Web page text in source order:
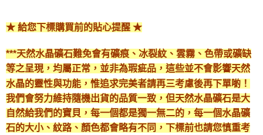
★ 給您下標購買前的貼心提醒 ★
***天然水晶礦石難免會有礦痕、冰裂紋、雲霧、色帶或礦缺
等之呈現，均屬正常，並非為瑕疵品，這些並不會影響天然
水晶的靈性與功能，惟追求完美者請再三考慮後再下單喲！
我們會努力維持隨機出貨的品質一致，但天然水晶礦石是大
自然給我們的寶貝，每一個都是獨一無二的，每一個水晶礦
石的大小、紋路、顏色都會略有不同，下標前也請您慎重考